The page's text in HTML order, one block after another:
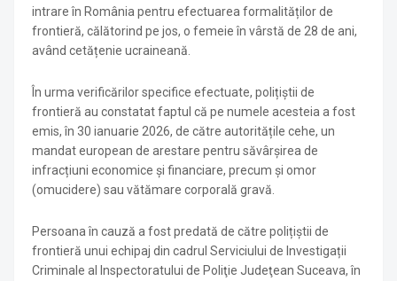
intrare în România pentru efectuarea formalităților de
frontieră, călătorind pe jos, o femeie în vârstă de 28 de ani,
având cetățenie ucraineană.
În urma verificărilor specifice efectuate, polițiștii de
frontieră au constatat faptul că pe numele acesteia a fost
emis, în 30 ianuarie 2026, de către autoritățile cehe, un
mandat european de arestare pentru săvârșirea de
infracțiuni economice și financiare, precum și omor
(omucidere) sau vătămare corporală gravă.
Persoana în cauză a fost predată de către polițiștii de
frontieră unui echipaj din cadrul Serviciului de Investigații
Criminale al Inspectoratului de Poliţie Judeţean Suceava, în